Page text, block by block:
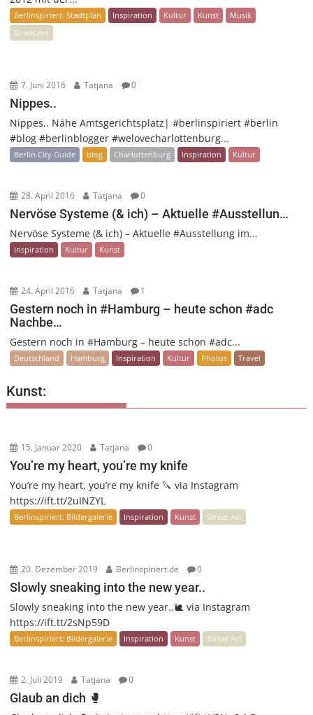
Berlinspiriert: Stadtplan Inspiration Kultur Kunst
Musik
Street Art
7. Juni 2016 Tatjana 0
Nippes..
Nippes.. Nähe Amtsgerichtsplatz| #berlinspiriert #berlin
#blog #berlinblogger #welovecharlottenburg...
Berlin City Guide blog Charlottenburg Inspiration Kultur
28. April 2016 Tatjana 0
Nervöse Systeme (& ich) – Aktuelle #Ausstellun…
Nervöse Systeme (& ich) – Aktuelle #Ausstellung im...
Inspiration Kultur Kunst
24. April 2016 Tatjana 1
Gestern noch in #Hamburg – heute schon #adc
Nachbe…
Gestern noch in #Hamburg – heute schon #adc...
Deutschland Hamburg Inspiration Kultur Photos Travel
Kunst:
15. Januar 2020 Tatjana 0
You’re my heart, you’re my knife
You’re my heart, you’re my knife 🔪 via Instagram
https://ift.tt/2uINZYL
Berlinspiriert: Bildergalerie Inspiration Kunst Street Art
20. Dezember 2019 Berlinspiriert.de 0
Slowly sneaking into the new year..
Slowly sneaking into the new year..🐌 via Instagram
https://ift.tt/2sNp59D
Berlinspiriert: Bildergalerie Inspiration Kunst Street Art
2. Juli 2019 Tatjana 0
Glaub an dich 🥊